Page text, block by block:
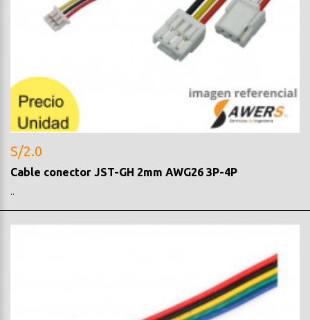
S/2.0
Cable conector JST-GH 2mm AWG26 3P-4P
..